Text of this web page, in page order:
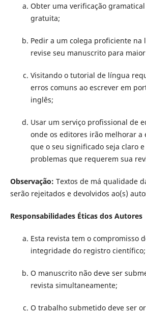
Obter uma verificação
gratuita;
Pedir a um colega proficiente
revise seu manuscrito para
Visitando o tutorial de língua
erros comuns ao escrever em
inglês;
Usar um serviço profissional de
onde os editores irão melhorar
que o seu significado seja claro
problemas que requerem sua
Observação: Textos de má qualidade
serão rejeitados e devolvidos ao(s)
Responsabilidades Éticas dos Autores
Esta revista tem o compromisso
integridade do registro científico;
O manuscrito não deve ser
revista simultaneamente;
O trabalho submetido deve ser